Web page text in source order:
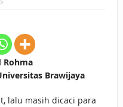
Brawijaya
lalu masih dicaci para